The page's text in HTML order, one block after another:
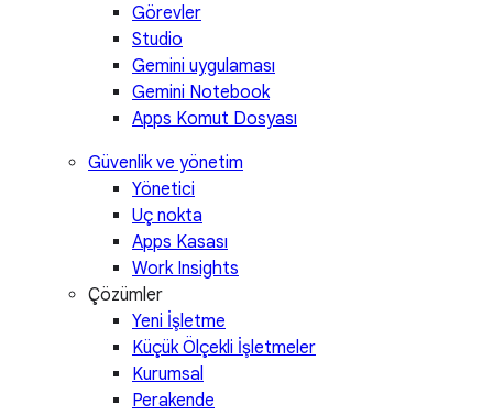
Görevler
Studio
Gemini uygulaması
Gemini Notebook
Apps Komut Dosyası
Güvenlik ve yönetim
Yönetici
Uç nokta
Apps Kasası
Work Insights
Çözümler
Yeni İşletme
Küçük Ölçekli İşletmeler
Kurumsal
Perakende